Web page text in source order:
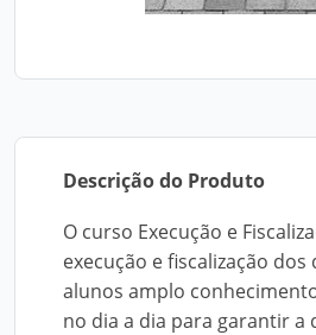
Descrição do Produto
O curso Execução e
execução e fiscalização
alunos amplo
no dia a dia para garantir a